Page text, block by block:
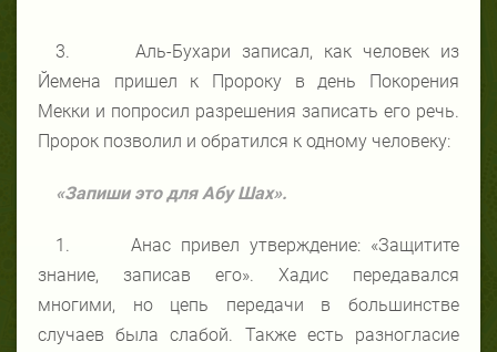
3. Аль-Бухари записал, как человек из
Йемена пришел к Пророку в день Покорения
Мекки и попросил разрешения записать его речь.
Пророк позволил и обратился к одному человеку:
«Запиши это для Абу Шах».
1. Анас привел утверждение: «Защитите
знание, записав его». Хадис передавался
многими, но цепь передачи в большинстве
случаев была слабой. Также есть разногласие